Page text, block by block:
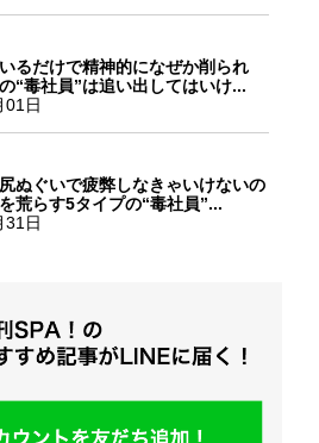
いるだけで精神的になぜか削られ
“毒社員”は追い出してはいけ...
01日
尻ぬぐいで疲弊しなきゃいけないの
荒らす5タイプの“毒社員”...
31日